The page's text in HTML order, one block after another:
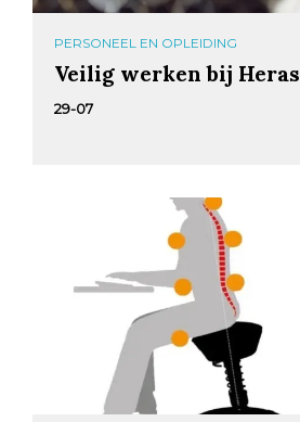
PERSONEEL EN OPLEIDING
Veilig werken bij Heras
29-07